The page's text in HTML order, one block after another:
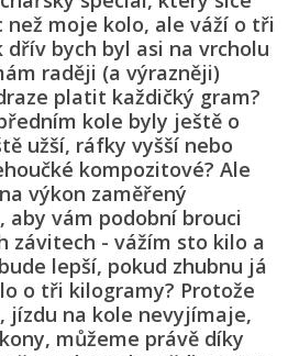
moje kolo, ale váží o tři
dřív bych byl asi na vrcholu
raději (a výrazněji)
platit každičký gram?
kole byly ještě o
užší, ráfky vyšší nebo
kompozitové? Ale
výkon zaměřený
aby vám podobní brouci
závitech - vážím sto kilo a
lepší, pokud zhubnu já
o tři kilogramy? Protože
jízdu na kole nevyjímaje,
můžeme právě díky